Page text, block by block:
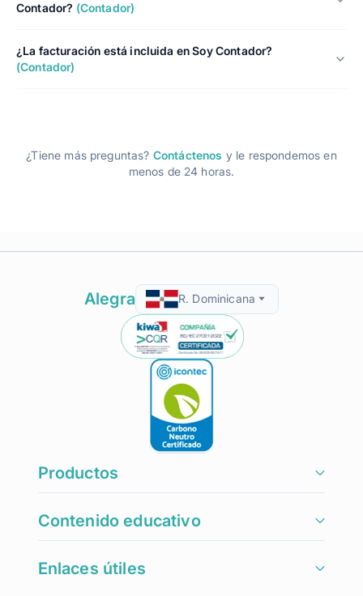
Contador? (Contador)
¿La facturación está incluida en Soy Contador?
(Contador)
¿Tiene más preguntas? Contáctenos y le respondemos en
menos de 24 horas.
Alegra R. Dominicana
Productos
Contenido educativo
Enlaces útiles